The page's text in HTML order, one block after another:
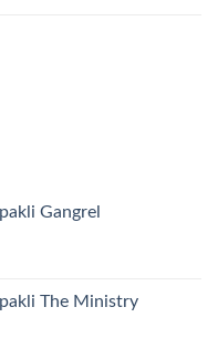
Gangrel
The Ministry